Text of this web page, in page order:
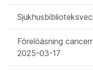
Förelöäsning
2025-03-17